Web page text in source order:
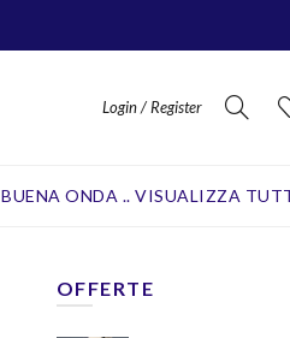
Login / Register
BUENA ONDA .. VISUALIZZA
OFFERTE